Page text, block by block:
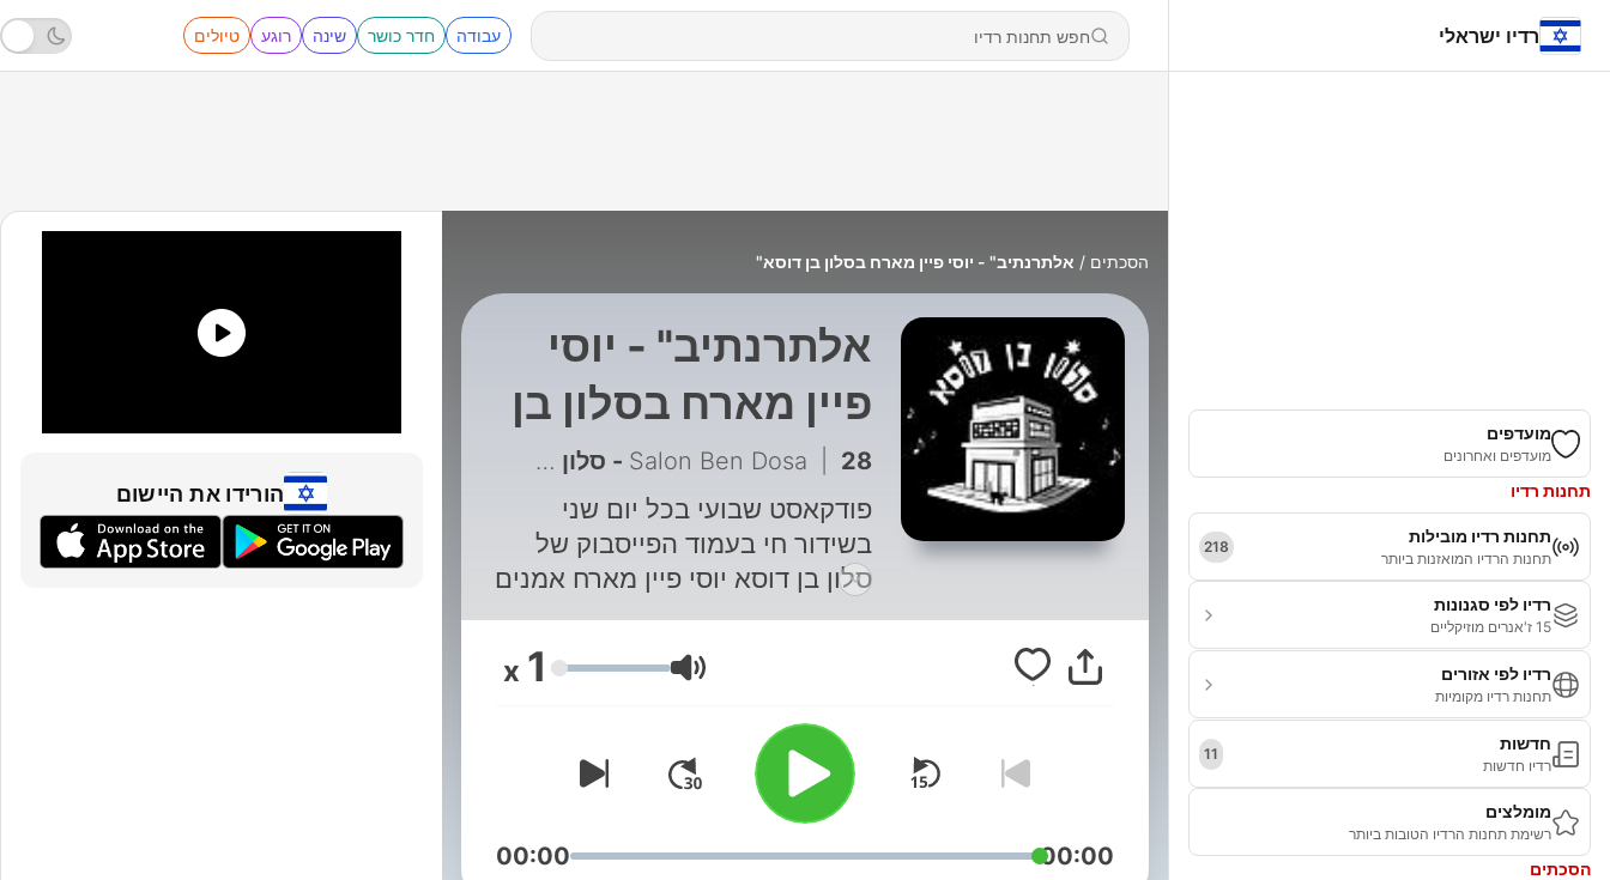
רדיו ישראלי עבודה חדר כושר שינה רוגע טיולים
מועדפים
מועדפים ואחרונים
תחנות רדיו
תחנות רדיו מובילות
תחנות הרדיו המואזנות ביותר
218
רדיו לפי סגנונות
15 ז'אנרים מוזיקליים
רדיו לפי אזורים
תחנות רדיו מקומיות
חדשות
רדיו חדשות
11
מומלצים
רשימת תחנות הרדיו הטובות ביותר
הסכתים
הסכתים אלתרנתיב" - יוסי פיין מארח בסלון בן דוסא"
אלתרנתיב" - יוסי
פיין מארח בסלון בן
דוסא"Salon Ben Dosa 28 - סלון בן פודקאסט - אלתרנתיב עונה 2 - פרק 2 - יוסי פיין ועופר מזרחי
פודקאסט שבועי בכל יום שני
בשידור חי בעמוד הפייסבוק של
סלון בן דוסא יוסי פיין מארח אמנים
וטאלנטים לשיחות צפופות על
החיים הדרך לתהילה וביצועים
עוצמת שמע 1
00:00
00:00
הורידו את היישום